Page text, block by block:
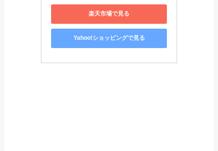
楽天市場で見る
Yahoo!ショッピングで見る